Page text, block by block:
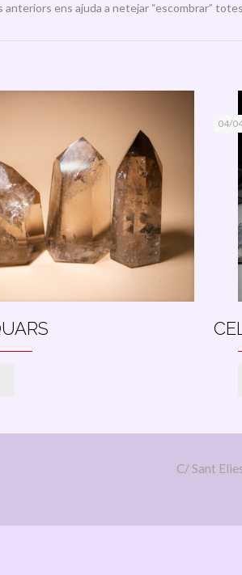
anteriors ens ajuda a netejar “escombrar”
04/
C/ Sant